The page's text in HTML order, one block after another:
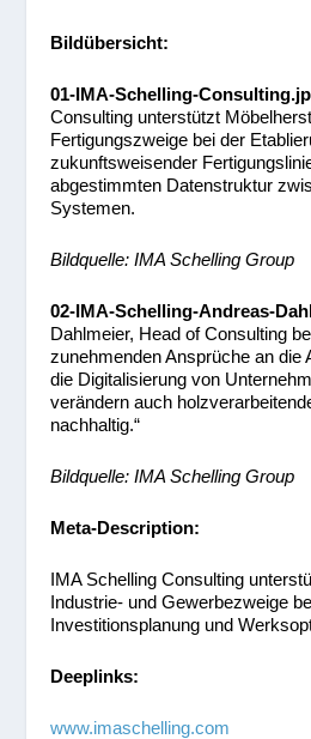
Bildübersicht:
01-IMA-Schelling-
Consulting unterstützt
Fertigungszweige bei der
zukunftsweisender
abgestimmten Datenstruktur
Systemen.
Bildquelle: IMA Schelling Group
02-IMA-Schelling-Andreas-
Dahlmeier, Head of Consulting
zunehmenden Ansprüche an die
die Digitalisierung von
verändern auch
nachhaltig.“
Bildquelle: IMA Schelling Group
Meta-Description:
IMA Schelling Consulting
Industrie- und Gewerbezweige
Investitionsplanung und
Deeplinks:
www.imaschelling.com